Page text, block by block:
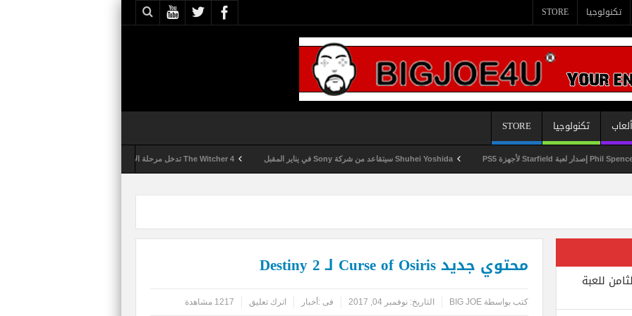
تكنولوجيا STORE
ألعاب تكنولوجيا
STORE
Shuhei Yoshida سيتقاعد من شركة Sony في يناير المقبل The Witcher 4 تدخل مرحلة الإنتاج الكامل
محتوي جديد Curse of Osiris لـ Destiny 2
كتب بواسطة BIG JOE التاريخ: نوفمبر 04, 2017 فى : أخبار اترك تعليق 1217 مشاهدة
للعبة